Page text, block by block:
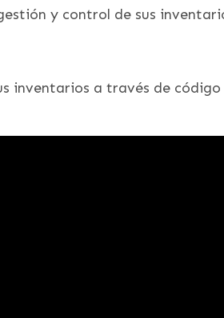
y control de sus
inventarios a través de